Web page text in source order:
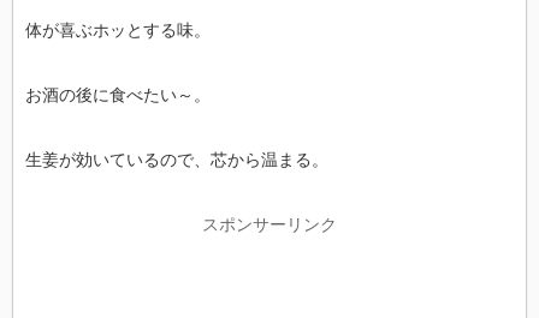
体が喜ぶホッとする味。
お酒の後に食べたい～。
生姜が効いているので、芯から温まる。
スポンサーリンク